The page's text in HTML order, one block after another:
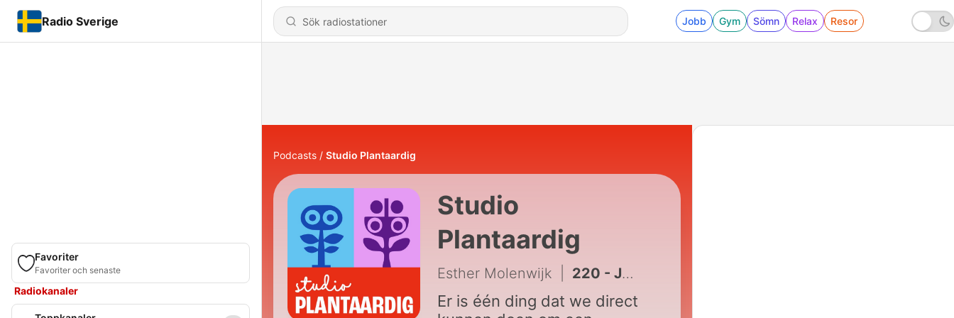
Radio Sverige Jobb Gym Sömn Relax Resor
Favoriter
Favoriter och senaste
Radiokanaler
Podcasts Studio Plantaardig
Studio
Plantaardig
Esther Molenwijk 220 - Journaal #91: Goed nieuws voor iedereen met acht tentakels
Er is één ding dat we direct